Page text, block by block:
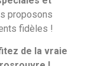
proposons
fidèles !
de la vraie